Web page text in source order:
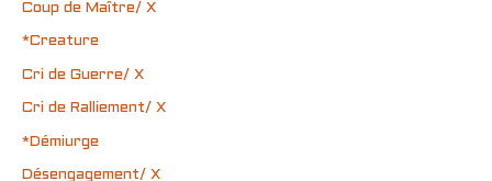
Coup de Maître/ X
*Creature
Cri de Guerre/ X
Cri de Ralliement/ X
*Démiurge
Désengagement/ X